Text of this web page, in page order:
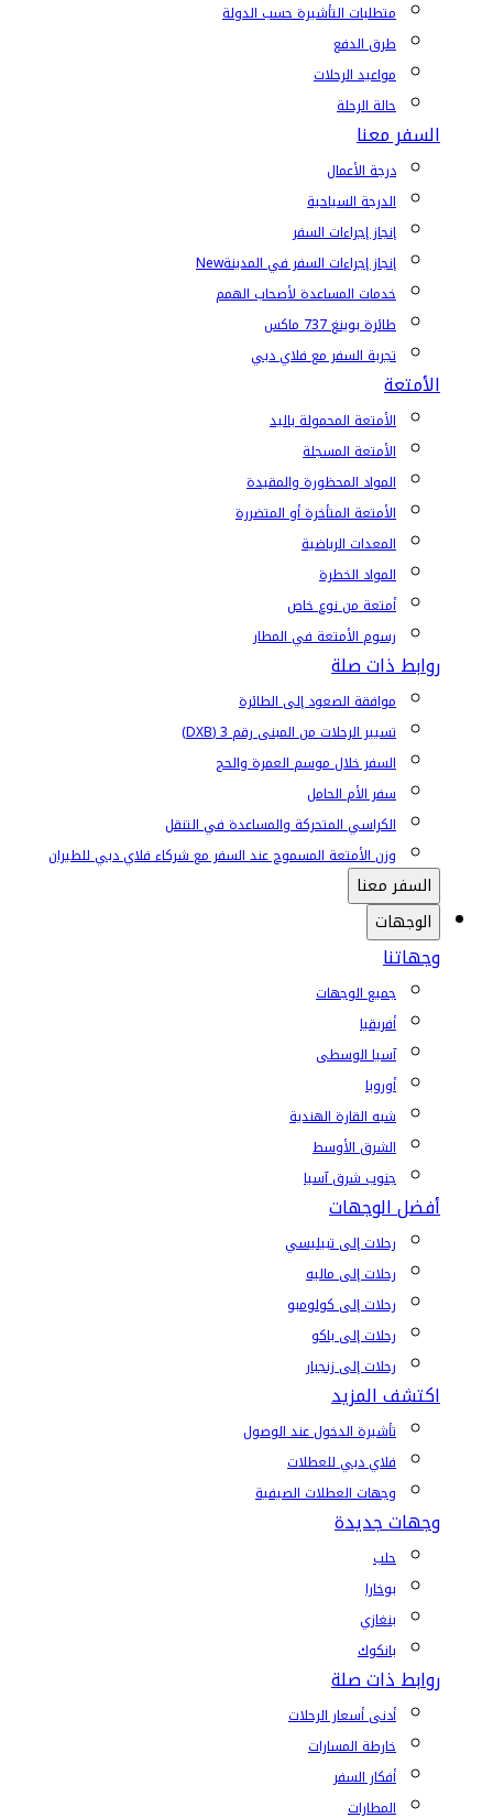
متطلبات التأشيرة حسب الدولة
طرق الدفع
مواعيد الرحلات
حالة الرحلة
السفر معنا
درجة الأعمال
الدرجة السياحية
إنجاز إجراءات السفر
إنجاز إجراءات السفر في المدينةNew
خدمات المساعدة لأصحاب الهمم
طائرة بوينغ 737 ماكس
تجربة السفر مع فلاي دبي
الأمتعة
الأمتعة المحمولة باليد
الأمتعة المسجلة
المواد المحظورة والمقيدة
الأمتعة المتأخرة أو المتضررة
المعدات الرياضية
المواد الخطرة
أمتعة من نوع خاص
رسوم الأمتعة في المطار
روابط ذات صلة
موافقة الصعود إلى الطائرة
تسيير الرحلات من المبنى رقم 3 (DXB)
السفر خلال موسم العمرة والحج
سفر الأم الحامل
الكراسي المتحركة والمساعدة في التنقل
وزن الأمتعة المسموح عند السفر مع شركاء فلاي دبي للطيران
السفر معنا
الوجهات
وجهاتنا
جميع الوجهات
أفريقيا
آسيا الوسطى
أوروبا
شبه القارة الهندية
الشرق الأوسط
جنوب شرق آسيا
أفضل الوجهات
رحلات إلى تبيليسي
رحلات إلى ماليه
رحلات إلى كولومبو
رحلات إلى باكو
رحلات إلى زنجبار
اكتشف المزيد
تأشيرة الدخول عند الوصول
فلاي دبي للعطلات
وجهات العطلات الصيفية
وجهات جديدة
حلب
بوخارا
بنغازي
بانكوك
روابط ذات صلة
أدنى أسعار الرحلات
خارطة المسارات
أفكار السفر
المطارات